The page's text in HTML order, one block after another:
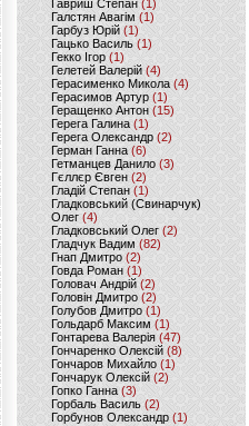
Гавриш Степан (1)
Галстян Авагім (1)
Гарбуз Юрій (1)
Гацько Василь (1)
Гекко Ігор(1)
Гелетей Валерій (4)
Герасименко Микола (4)
Герасимов Артур (1)
Геращенко Антон(15)
Герега Галина (1)
Герега Олександр (2)
Герман Ганна (6)
Гетманцев Данило (3)
Гєллєр Євген (2)
Гладій Степан(1)
Гладковський (Свинарчук)
Олег (4)
Гладковський Олег (2)
Гладчук Вадим (82)
Гнап Дмитро (2)
Говда Роман(1)
Головач Андрій (2)
Головін Дмитро (2)
Голубов Дмитро (1)
Гольдарб Максим(1)
Гонтарева Валерія (47)
Гончаренко Олексій(8)
Гончаров Михайло (1)
Гончарук Олексій (2)
Гопко Ганна (3)
Горбаль Василь (2)
Горбунов Олександр (1)